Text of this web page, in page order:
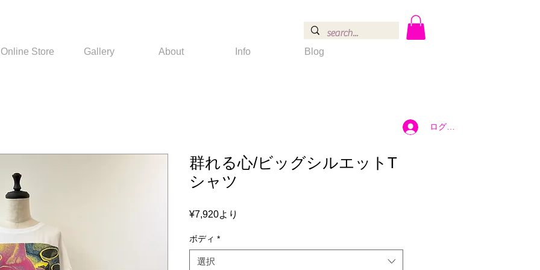
Online Store Gallery About Info Blog
ログイン
群れる心/ビッグシルエットT
シャツ
¥7,920より
価
ボディ *
選択